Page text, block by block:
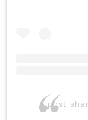
A post